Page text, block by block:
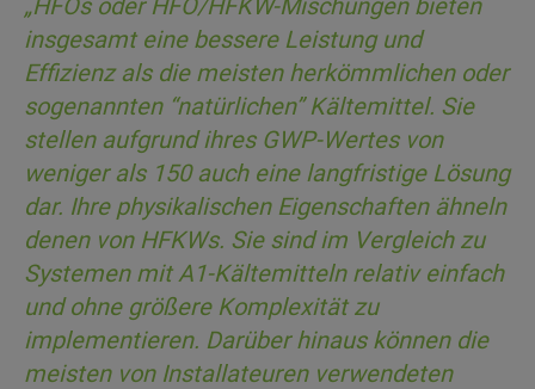
insgesamt eine bessere Leistung und
Effizienz als die meisten herkömmlichen oder
sogenannten “natürlichen” Kältemittel. Sie
stellen aufgrund ihres GWP-Wertes von
weniger als 150 auch eine langfristige Lösung
dar. Ihre physikalischen Eigenschaften ähneln
denen von HFKWs. Sie sind im Vergleich zu
Systemen mit A1-Kältemitteln relativ einfach
und ohne größere Komplexität zu
implementieren. Darüber hinaus können die
meisten von Installateuren verwendeten